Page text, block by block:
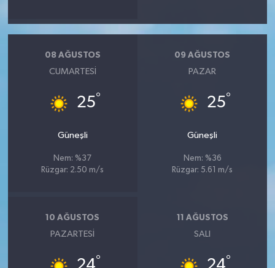
08 AĞUSTOS
CUMARTESI
25°
Güneşli
Nem: %37
Rüzgar: 2.50 m/s
09 AĞUSTOS
PAZAR
25°
Güneşli
Nem: %36
Rüzgar: 5.61 m/s
10 AĞUSTOS
PAZARTESI
°
11 AĞUSTOS
SALI
°